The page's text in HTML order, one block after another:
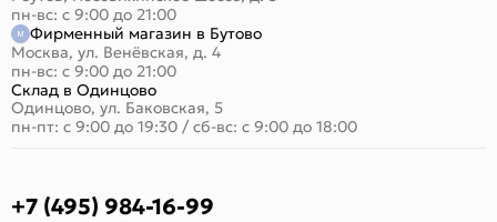
пн-вс: с 9:00 до 21:00
Фирменный магазин в Бутово
Москва, ул. Венёвская, д. 4
пн-вс: с 9:00 до 21:00
Склад в Одинцово
Одинцово, ул. Баковская, 5
пн-пт: с 9:00 до 19:30 / сб-вс: с 9:00 до 18:00
+7 (495) 984-16-99